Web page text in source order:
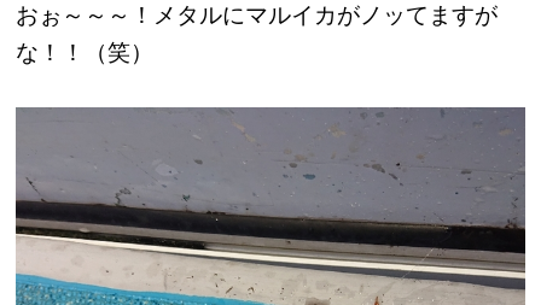
おぉ～～～！メタルにマルイカがノッてますが
な！！（笑）